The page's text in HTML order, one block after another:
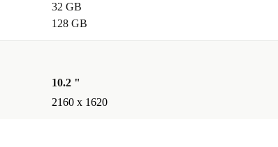
32 GB
128 GB
10.2 "
2160 x 1620